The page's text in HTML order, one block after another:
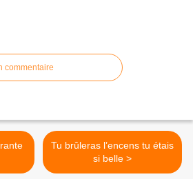
commentaire
Tu brûleras l’encens tu étais
si belle >